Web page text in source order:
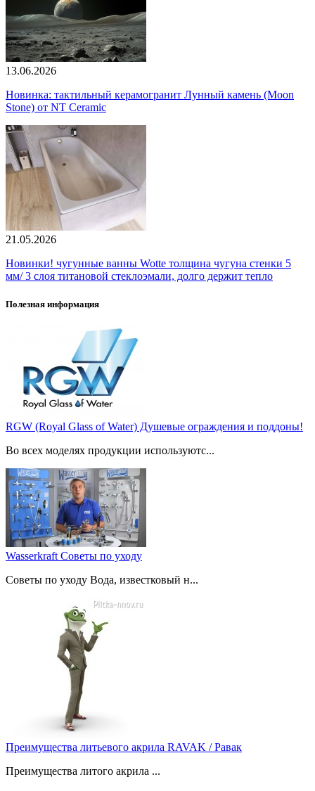
13.06.2026
Новинка: тактильный керамогранит Лунный камень (Moon
Stone) от NT Ceramic
21.05.2026
Новинки! чугунные ванны Wotte толщина чугуна стенки 5
мм/ 3 слоя титановой стеклоэмали, долго держит тепло
Полезная информация
RGW (Royal Glass of Water) Душевые ограждения и поддоны!
Во всех моделях продукции используютс...
Wasserkraft Советы по уходу
Советы по уходу Вода, известковый н...
Преимущества литьевого акрила RAVAK / Равак
Преимущества литого акрила ...